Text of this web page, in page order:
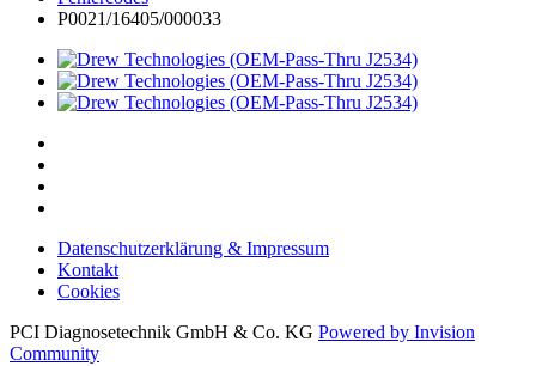
P0021/16405/000033
Datenschutzerklärung & Impressum
Kontakt
Cookies
PCI Diagnosetechnik GmbH & Co. KG Powered by Invision
Community